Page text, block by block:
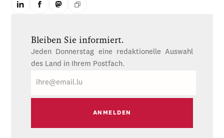
Bleiben Sie informiert.
Jeden Donnerstag eine redaktionelle Auswahl
des Land in Ihrem Postfach.
Mail